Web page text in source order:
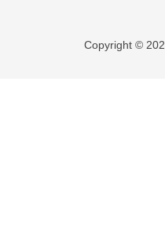
Copyright ©